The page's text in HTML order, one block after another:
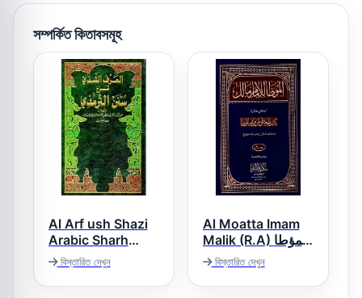
সম্পর্কিত কিতাবসমূহ
Al Arf ush Shazi
Arabic Sharh
Tirmezi العرف
الشذی عربی شرح
سنن الترمذی
বিস্তারিত দেখুন
Al Moatta Imam
Malik (R.A) المؤطا
امام مالک
বিস্তারিত দেখুন